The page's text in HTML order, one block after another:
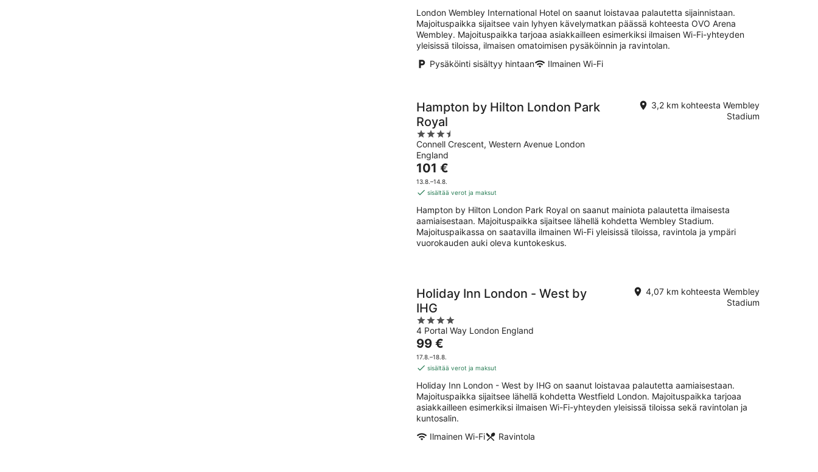
yö
London Wembley International Hotel on saanut loistavaa palautetta sijainnistaan.
Majoituspaikka sijaitsee vain lyhyen kävelymatkan päässä kohteesta OVO Arena
Wembley. Majoituspaikka tarjoaa asiakkailleen esimerkiksi ilmaisen Wi-Fi-yhteyden
yleisissä tiloissa, ilmaisen omatoimisen pysäköinnin ja ravintolan.
Pysäköinti sisältyy hintaan
Ilmainen Wi-Fi
Hampton by Hilton London Park
Royal
3.5
out
of
5
Connell Crescent, Western Avenue London
England
3,2 km kohteesta Wembley
Stadium
Hinta
on
101 €
yö
101 €
13.8.–14.8.
sisältää verot ja maksut
Hampton by Hilton London Park Royal on saanut mainiota palautetta ilmaisesta
aamiaisestaan. Majoituspaikka sijaitsee lähellä kohdetta Wembley Stadium.
Majoituspaikassa on saatavilla ilmainen Wi-Fi yleisissä tiloissa, ravintola ja ympäri
vuorokauden auki oleva kuntokeskus.
Holiday Inn London - West by
IHG
4
out
of
5
4 Portal Way London England
4,07 km kohteesta Wembley
Stadium
Hinta
on
99 €
yö
99 €
17.8.–18.8.
sisältää verot ja maksut
Holiday Inn London - West by IHG on saanut loistavaa palautetta aamiaisestaan.
Majoituspaikka sijaitsee lähellä kohdetta Westfield London. Majoituspaikka tarjoaa
asiakkailleen esimerkiksi ilmaisen Wi-Fi-yhteyden yleisissä tiloissa sekä ravintolan ja
kuntosalin.
Ilmainen Wi-Fi
Ravintola